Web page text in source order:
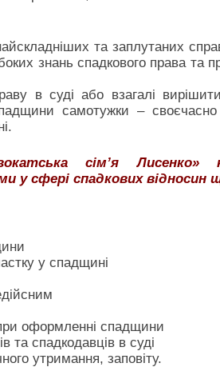
та заплутаних
знань спадкового права та
в суді або взагалі
самотужки – своєчасно
сім’я Лисенко»
у сфері спадкових відносин
у спадщині
оформленні спадщини
та спадкодавців в суді
утримання, заповіту.